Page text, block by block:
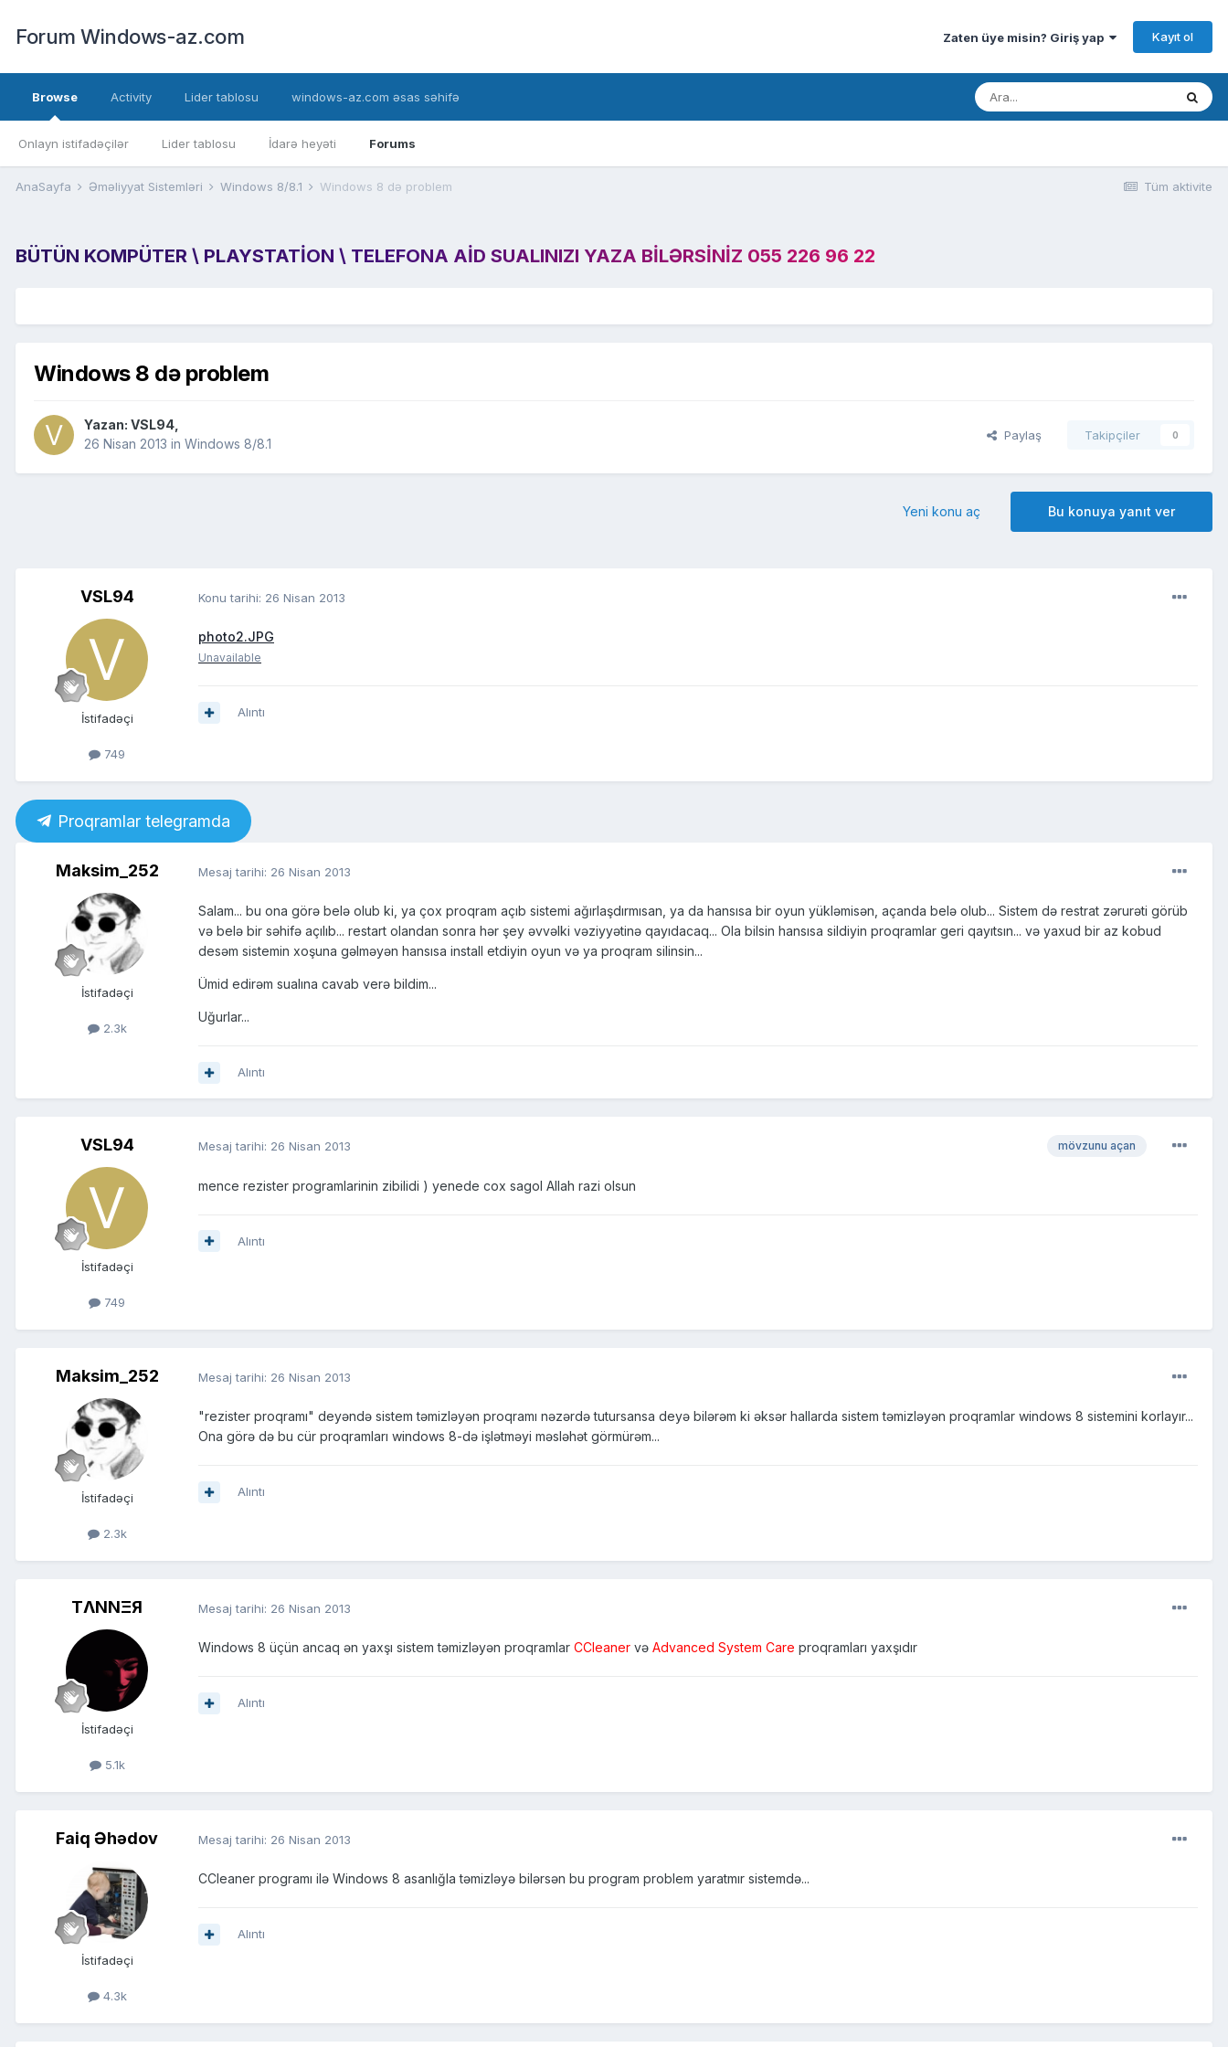
Forum Windows-az.com Zaten üye misin? Giriş yap Kayıt ol
Browse
Onlayn istifadəçilər Lider tablosu İdarə heyəti Forums
Activity Lider tablosu windows-az.com əsas səhifə
Tüm aktivite
AnaSayfa Əməliyyat Sistemləri Windows 8/8.1 Windows 8 də problem
BÜTÜN KOMPÜTER \ PLAYSTATION \ TELEFONA AID SUALINIZI YAZA BILƏRSINIZ 055 226 96 22
Windows 8 də problem
Yazan: VSL94
26 Nisan 2013 in Windows 8/8.1
Paylaş Takipçiler 0
Bu konuya yanıt ver
Yeni konu aç
VSL94
İstifadəçi
749
Konu tarihi: 26 Nisan 2013
photo2.JPG
Unavailable
Alıntı
Proqramlar telegramda
Maksim_252
İstifadəçi
2.3k
Mesaj tarihi: 26 Nisan 2013
Salam... bu ona görə belə olub ki, ya çox proqram açıb sistemi ağırlaşdırmısan, ya da hansısa bir oyun yükləmisən, açanda belə olub... Sistem də restrat zərurəti görüb
və belə bir səhifə açılıb... restart olandan sonra hər şey əvvəlki vəziyyətinə qayıdacaq... Ola bilsin hansısa sildiyin proqramlar geri qayıtsın... və yaxud bir az kobud
desəm sistemin xoşuna gəlməyən hansısa install etdiyin oyun və ya proqram silinsin...
Ümid edirəm sualına cavab verə bildim...
Uğurlar...
Alıntı
VSL94
İstifadəçi
749
mövzunu açan
Mesaj tarihi: 26 Nisan 2013
mence rezister programlarinin zibilidi ) yenede cox sagol Allah razi olsun
Alıntı
Maksim_252
İstifadəçi
2.3k
Mesaj tarihi: 26 Nisan 2013
"rezister proqramı" deyəndə sistem təmizləyən proqramı nəzərdə tutursansa deyə bilərəm ki əksər hallarda sistem təmizləyən proqramlar windows 8 sistemini korlayır...
Ona görə də bu cür proqramları windows 8-də işlətməyi məsləhət görmürəm...
Alıntı
TΛNNΞЯ
İstifadəçi
5.1k
Mesaj tarihi: 26 Nisan 2013
Windows 8 üçün ancaq ən yaxşı sistem təmizləyən proqramlar CCleaner və Advanced System Care proqramları yaxşıdır
Alıntı
Faiq Əhədov
İstifadəçi
4.3k
Mesaj tarihi: 26 Nisan 2013
CCleaner programı ilə Windows 8 asanlığla təmizləyə bilərsən bu program problem yaratmır sistemdə...
Alıntı